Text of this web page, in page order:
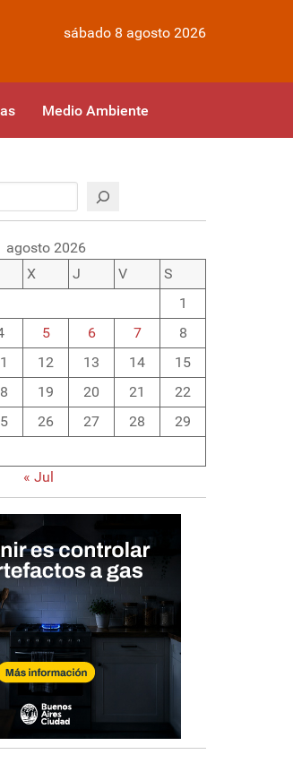
sábado 8 agosto 2026
Medio Ambiente
agosto 2026
X J V
S
1
5 6 7
8
12 13 14
15
19 20 21
22
26 27 28
29
« Jul